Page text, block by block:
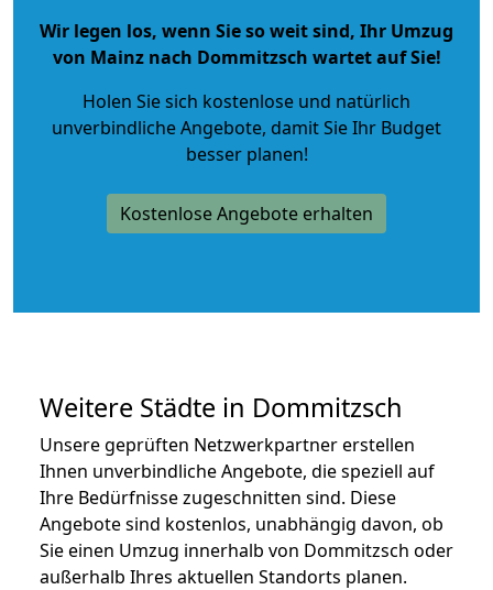
Wir legen los, wenn Sie so weit sind, Ihr Umzug
von Mainz nach Dommitzsch wartet auf Sie!
Holen Sie sich kostenlose und natürlich
unverbindliche Angebote, damit Sie Ihr Budget
besser planen!
Kostenlose Angebote erhalten
Weitere Städte in Dommitzsch
Unsere geprüften Netzwerkpartner erstellen
Ihnen unverbindliche Angebote, die speziell auf
Ihre Bedürfnisse zugeschnitten sind. Diese
Angebote sind kostenlos, unabhängig davon, ob
Sie einen Umzug innerhalb von Dommitzsch oder
außerhalb Ihres aktuellen Standorts planen.